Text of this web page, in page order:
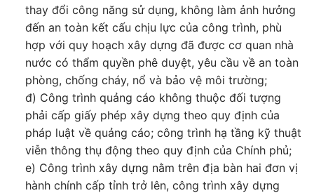
thay đổi công năng sử dụng, không làm ảnh hưởng
đến an toàn kết cấu chịu lực của công trình, phù
hợp với quy hoạch xây dựng đã được cơ quan nhà
nước có thẩm quyền phê duyệt, yêu cầu về an toàn
phòng, chống cháy, nổ và bảo vệ môi trường;
đ) Công trình quảng cáo không thuộc đối tượng
phải cấp giấy phép xây dựng theo quy định của
pháp luật về quảng cáo; công trình hạ tầng kỹ thuật
viễn thông thụ động theo quy định của Chính phủ;
e) Công trình xây dựng nằm trên địa bàn hai đơn vị
hành chính cấp tỉnh trở lên, công trình xây dựng